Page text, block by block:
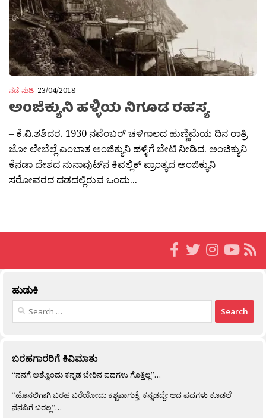
ನಡೆ-ನುಡಿ 23/04/2018
ಅಂಜಿಕ್ಯುನಿ ಹಳ್ಳಿಯ ನಿಗೂಡ ರಹಸ್ಯ
– ಕೆ.ವಿ.ಶಶಿದರ. 1930 ನವೆಂಬರ್ ಚಳಿಗಾಲದ ಹುಣ್ಣಿಮೆಯ ದಿನ ರಾತ್ರಿ
ಜೋ ಲೇಬೆಲ್ಲೆ ಎಂಬಾತ ಅಂಜಿಕ್ಯುನಿ ಹಳ್ಳಿಗೆ ಬೇಟಿ ನೀಡಿದ. ಅಂಜಿಕ್ಯುನಿ
ಕೆನಡಾ ದೇಶದ ನುನಾವುಟ್‍ನ ಕಿವಲ್ಲಿಕ್ ಪ್ರಾಂತ್ಯದ ಅಂಜಿಕ್ಯುನಿ
ಸರೋವರದ ದಡದಲ್ಲಿರುವ ಒಂದು...
ಹುಡುಕಿ
Search
ಬರಹಗಾರರಿಗೆ ಕಿವಿಮಾತು
“ನನಗೆ ಅಶ್ಟೊಂದು ಕನ್ನಡ ಬೇರಿನ ಪದಗಳು ಗೊತ್ತಿಲ್ಲ”…
“ಹೊನಲಿಗಾಗಿ ಬರಹ ಬರೆಯೋದು ಕಶ್ಟವಾಗುತ್ತೆ. ಕನ್ನಡದ್ದೇ ಆದ ಪದಗಳು ಕೂಡಲೆ
ನೆನಪಿಗೆ ಬರಲ್ಲ”…